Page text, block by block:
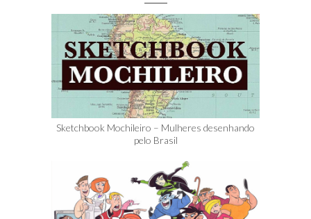
Sketchbook Mochileiro – Mulheres desenhando
pelo Brasil